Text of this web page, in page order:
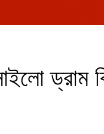
ড্রাম